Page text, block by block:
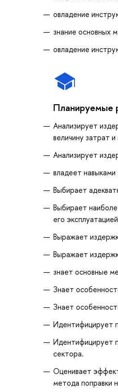
овладение
знание основных
овладение
Планируемые
Анализирует
величину затрат
Анализирует
владеет
Выбирает
Выбирает
его
Выражает
Выражает
знает основные
Знает
Знает
Идентифицирует
Идентифицирует
сектора.
Оценивает
метода поправки